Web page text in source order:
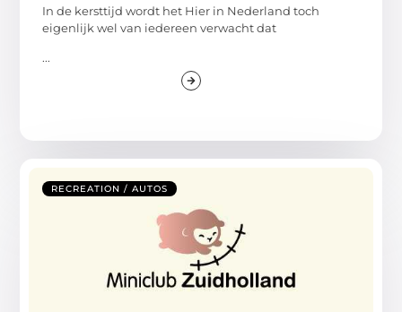
In de kersttijd wordt het Hier in Nederland toch
eigenlijk wel van iedereen verwacht dat
...
RECREATION / AUTOS